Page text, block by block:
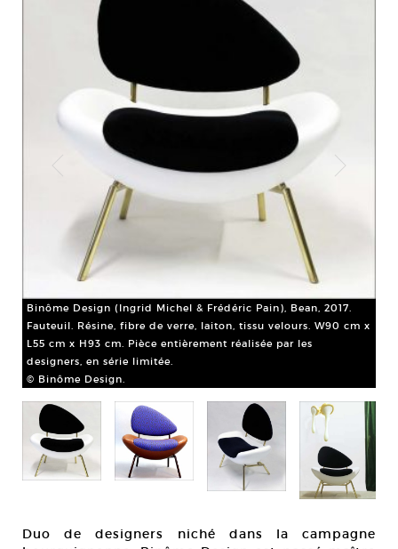
Binôme Design (Ingrid Michel & Frédéric Pain), Bean, 2017.
Fauteuil. Résine, fibre de verre, laiton, tissu velours. W90 cm x
L55 cm x H93 cm. Pièce entièrement réalisée par les
designers, en série limitée.
© Binôme Design.
Duo de designers niché dans la campagne